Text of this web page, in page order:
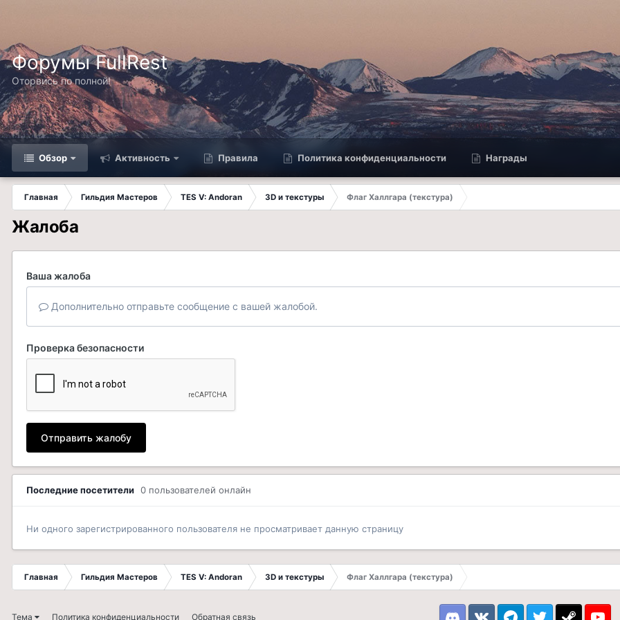
Форумы FullRest
Оторвись по полной!
Обзор Активность Правила Политика конфиденциальности Награды
Главная Гильдия Мастеров TES V: Andoran 3D и текстуры
Флаг Халлгара (текстура)
Жалоба
Ваша жалоба
Дополнительно отправьте сообщение с вашей жалобой.
Проверка безопасности
Отправить жалобу
Последние посетители 0 пользователей онлайн
Ни одного зарегистрированного пользователя не просматривает данную страницу
Главная Гильдия Мастеров TES V: Andoran 3D и текстуры Флаг Халлгара (текстура)
Тема Политика конфиденциальности Обратная связь